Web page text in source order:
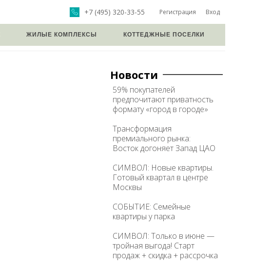
Регистрация Вход
+7 (495) 320-33-55
ЖИЛЫЕ КОМПЛЕКСЫ КОТТЕДЖНЫЕ ПОСЕЛКИ
Новости
59% покупателей
предпочитают приватность
формату «город в городе»
Трансформация
премиального рынка:
Восток догоняет Запад ЦАО
СИМВОЛ: Новые квартиры.
Готовый квартал в центре
Москвы
СОБЫТИЕ: Семейные
квартиры у парка
СИМВОЛ: Только в июне —
тройная выгода! Старт
продаж + скидка + рассрочка